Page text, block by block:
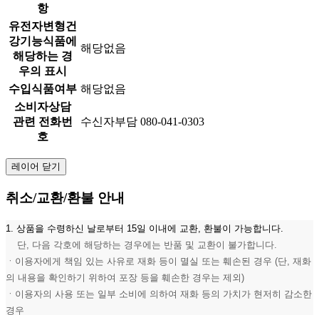
항
유전자변형건
강기능식품에
해당하는 경
우의 표시
해당없음
수입식품여부 해당없음
소비자상담
관련 전화번
호
수신자부담 080-041-0303
레이어 닫기
취소/교환/환불 안내
1. 상품을 수령하신 날로부터 15일 이내에 교환, 환불이 가능합니다.
단, 다음 각호에 해당하는 경우에는 반품 및 교환이 불가합니다.
ㆍ이용자에게 책임 있는 사유로 재화 등이 멸실 또는 훼손된 경우 (단, 재화
의 내용을 확인하기 위하여 포장 등을 훼손한 경우는 제외)
ㆍ이용자의 사용 또는 일부 소비에 의하여 재화 등의 가치가 현저히 감소한
경우